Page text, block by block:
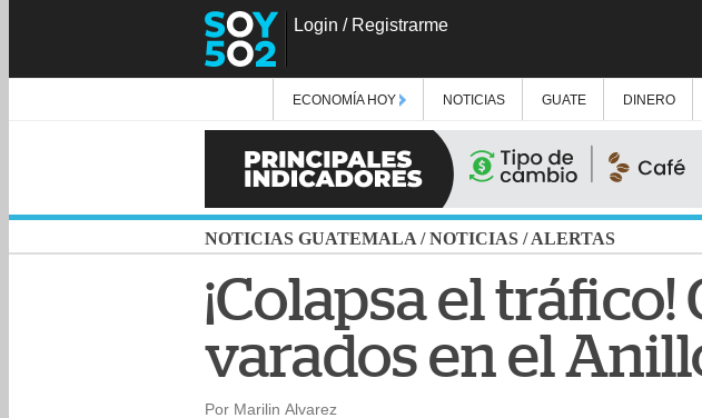
Login / Registrarme
ECONOMÍA HOY NOTICIAS GUATE DINERO
NOTICIAS GUATEMALA /NOTICIAS /ALERTAS
¡Colapsa el
varados en el
Por Marilin Alvarez